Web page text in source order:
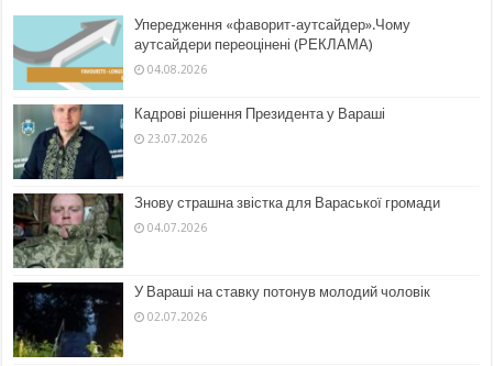
Упередження «фаворит-аутсайдер».Чому
аутсайдери переоцінені (РЕКЛАМА)
04.08.2026
Кадрові рішення Президента у Вараші
23.07.2026
Знову страшна звістка для Вараської громади
04.07.2026
У Вараші на ставку потонув молодий чоловік
02.07.2026